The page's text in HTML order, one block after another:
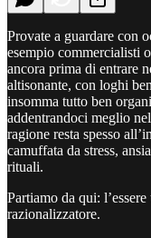
Provate a guardare con
esempio commercialisti
ancora prima di entrare
altisonante, con loghi
insomma tutto ben
addentrandoci meglio
ragione resta spesso
camuffata da stress,
rituali.
Partiamo da qui:
razionalizzatore.